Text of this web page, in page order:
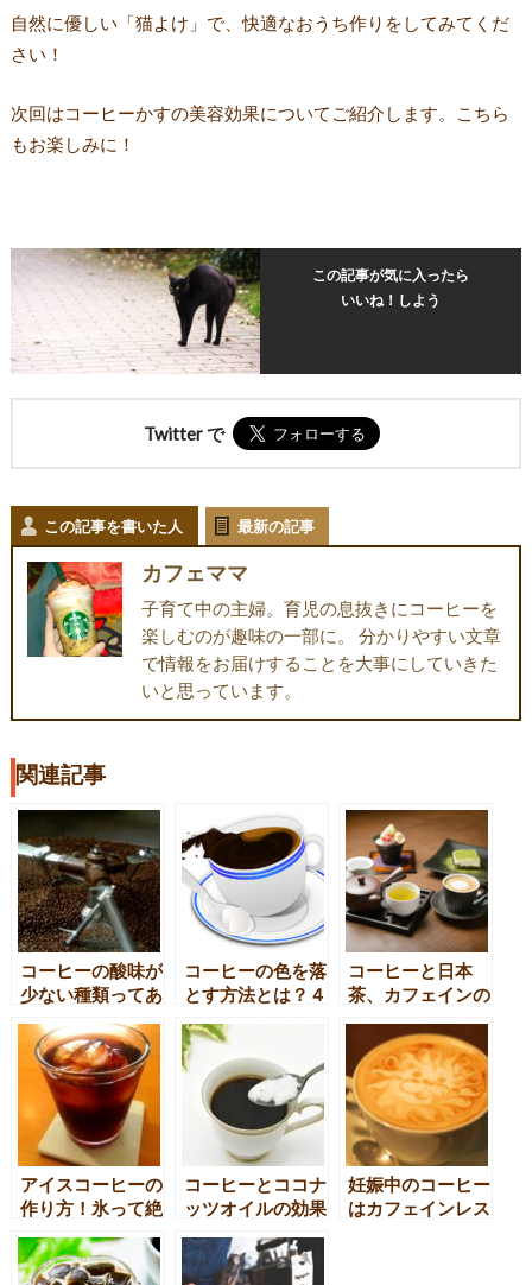
自然に優しい「猫よけ」で、快適なおうち作りをしてみてくだ
さい！
次回はコーヒーかすの美容効果についてご紹介します。こちら
もお楽しみに！
この記事が気に入ったら
いいね！しよう
Twitter で
この記事を書いた人 最新の記事
カフェママ
子育て中の主婦。育児の息抜きにコーヒーを
楽しむのが趣味の一部に。 分かりやすい文章
で情報をお届けすることを大事にしていきた
いと思っています。
関連記事
コーヒーの酸味が
少ない種類ってあ
コーヒーの色を落
とす方法とは？４
手順
コーヒーと日本
茶、カフェインの
アイスコーヒーの
作り方！氷って絶
コーヒーとココナ
ッツオイルの効果
は？
妊娠中のコーヒー
はカフェインレス